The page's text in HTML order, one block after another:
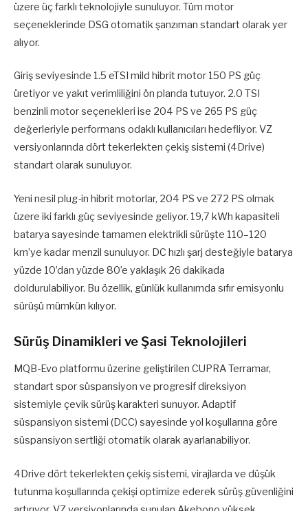
üzere üç farklı teknolojiyle sunuluyor. Tüm motor
seçeneklerinde DSG otomatik şanzıman standart olarak yer
alıyor.
Giriş seviyesinde 1.5 eTSI mild hibrit motor 150 PS güç
üretiyor ve yakıt verimliliğini ön planda tutuyor. 2.0 TSI
benzinli motor seçenekleri ise 204 PS ve 265 PS güç
değerleriyle performans odaklı kullanıcıları hedefliyor. VZ
versiyonlarında dört tekerlekten çekiş sistemi (4Drive)
standart olarak sunuluyor.
Yeni nesil plug-in hibrit motorlar, 204 PS ve 272 PS olmak
üzere iki farklı güç seviyesinde geliyor. 19,7 kWh kapasiteli
batarya sayesinde tamamen elektrikli sürüşte 110–120
km’ye kadar menzil sunuluyor. DC hızlı şarj desteğiyle batarya
yüzde 10’dan yüzde 80’e yaklaşık 26 dakikada
doldurulabiliyor. Bu özellik, günlük kullanımda sıfır emisyonlu
sürüşü mümkün kılıyor.
Sürüş Dinamikleri ve Şasi Teknolojileri
MQB-Evo platformu üzerine geliştirilen CUPRA Terramar,
standart spor süspansiyon ve progresif direksiyon
sistemiyle çevik sürüş karakteri sunuyor. Adaptif
süspansiyon sistemi (DCC) sayesinde yol koşullarına göre
süspansiyon sertliği otomatik olarak ayarlanabiliyor.
4Drive dört tekerlekten çekiş sistemi, virajlarda ve düşük
tutunma koşullarında çekişi optimize ederek sürüş güvenliğini